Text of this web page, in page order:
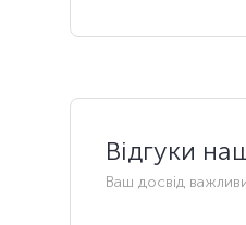
Відгуки
Ваш досвід